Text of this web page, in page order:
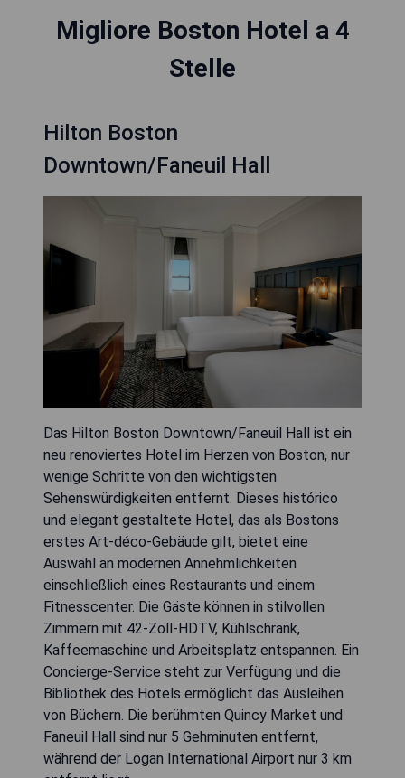
Migliore Boston Hotel a 4
Stelle
Hilton Boston
Downtown/Faneuil Hall
Das Hilton Boston Downtown/Faneuil Hall ist ein
neu renoviertes Hotel im Herzen von Boston, nur
wenige Schritte von den wichtigsten
Sehenswürdigkeiten entfernt. Dieses histórico
und elegant gestaltete Hotel, das als Bostons
erstes Art-déco-Gebäude gilt, bietet eine
Auswahl an modernen Annehmlichkeiten
einschließlich eines Restaurants und einem
Fitnesscenter. Die Gäste können in stilvollen
Zimmern mit 42-Zoll-HDTV, Kühlschrank,
Kaffeemaschine und Arbeitsplatz entspannen. Ein
Concierge-Service steht zur Verfügung und die
Bibliothek des Hotels ermöglicht das Ausleihen
von Büchern. Die berühmten Quincy Market und
Faneuil Hall sind nur 5 Gehminuten entfernt,
während der Logan International Airport nur 3 km